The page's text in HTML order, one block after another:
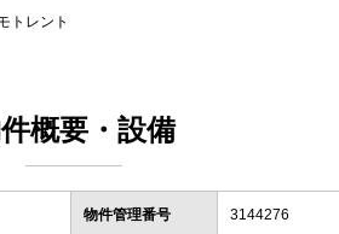
レント
概要・設備
物件管理番号 3144276